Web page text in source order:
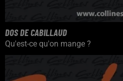
DOS DE CABILLAUD
Qu'est-ce qu'on mange ?